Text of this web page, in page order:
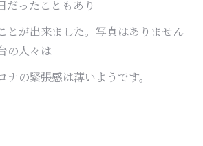
だったこともあり
とが出来ました。写真はありません
の人々は
の緊張感は薄いようです。